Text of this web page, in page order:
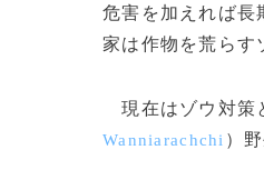
危害を加えれば
家は作物を荒らす
現在はゾウ対策
Wanniarachchi ）